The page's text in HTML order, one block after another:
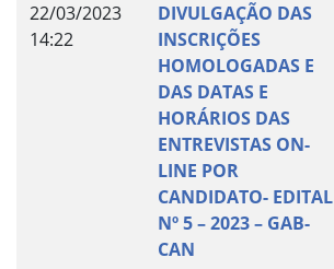
22/03/2023
14:22
DIVULGAÇÃO DAS
INSCRIÇÕES
HOMOLOGADAS E
DAS DATAS E
HORÁRIOS DAS
ENTREVISTAS ON-
LINE POR
CANDIDATO- EDITAL
Nº 5 – 2023 – GAB-
CAN